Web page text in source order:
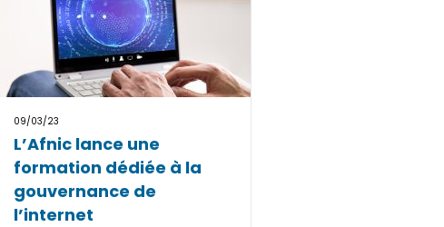
09/03/23
L’Afnic lance une
formation dédiée à la
gouvernance de
l’internet